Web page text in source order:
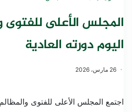
المجلس الأعلى للفتوى
اليوم دورته العادية
26 مارس، 2026
اجتمع المجلس الأعلى للفتوى